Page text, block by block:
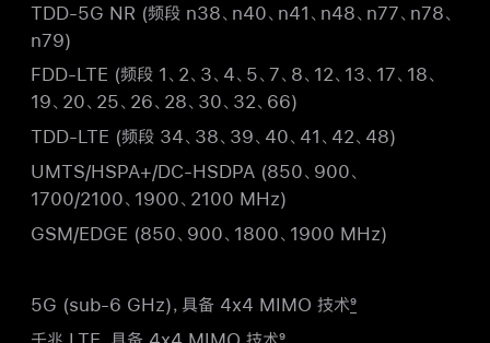
TDD-5G NR (频段 n38、n40、n41、n48、n77、n78、
n79)
FDD-LTE (频段 1、2、3、4、5、7、8、12、13、17、18、
19、20、25、26、28、30、32、66)
TDD-LTE (频段 34、38、39、40、41、42、48)
UMTS/HSPA+/DC-HSDPA (850、900、
1700/2100、1900、2100 MHz)
GSM/EDGE (850、900、1800、1900 MHz)
5G (sub-6 GHz)，具备 4x4 MIMO 技术9
千兆 LTE，具备 4x4 MIMO 技术9